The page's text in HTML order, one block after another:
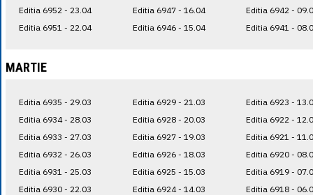
Editia 6952 - 23.04
Editia 6951 - 22.04
Editia 6947 - 16.04
Editia 6946 - 15.04
Editia 6942 -
Editia 6941 -
MARTIE
Editia 6935 - 29.03
Editia 6934 - 28.03
Editia 6933 - 27.03
Editia 6932 - 26.03
Editia 6931 - 25.03
Editia 6930 - 22.03
Editia 6929 - 21.03
Editia 6928 - 20.03
Editia 6927 - 19.03
Editia 6926 - 18.03
Editia 6925 - 15.03
Editia 6924 - 14.03
Editia 6923 -
Editia 6922 -
Editia 6921 -
Editia 6920 -
Editia 6919 -
Editia 6918 -